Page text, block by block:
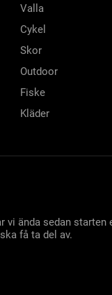
Valla
Cykel
Skor
Outdoor
Fiske
Kläder
vi ända sedan
få ta del av.